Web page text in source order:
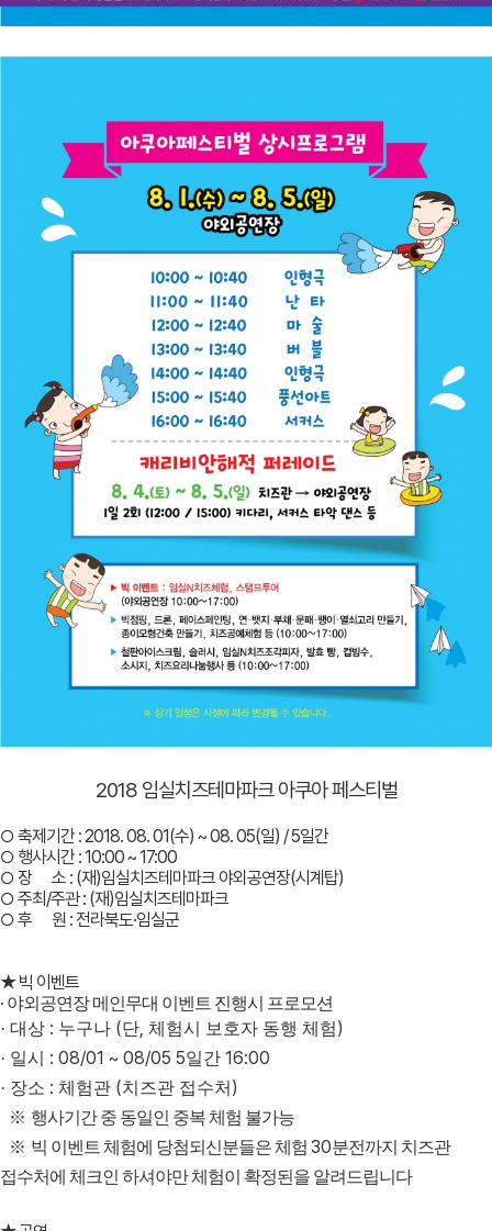
2018 임실치즈테마파크 아쿠아 페스티벌
○ 축제기간 : 2018. 08. 01(수) ~ 08. 05(일) / 5일간
○ 행사시간 : 10:00 ~ 17:00
○ 장 소 : (재)임실치즈테마파크 야외공연장(시계탑)
○ 주최/주관 : (재)임실치즈테마파크
○ 후 원 : 전라북도·임실군
★ 빅 이벤트
· 야외공연장 메인무대 이벤트 진행시 프로모션
· 대상 : 누구나 (단, 체험시 보호자 동행 체험)
· 일시 : 08/01 ~ 08/05 5일간 16:00
· 장소 : 체험관 (치즈관 접수처 )
※ 행사기간 중 동일인 중복 체험 불가능
※ 빅 이벤트 체험에 당첨되신분들은 체험 30분전까지 치즈관
접수처에 체크인 하셔야만 체험이 확정된을 알려드립니다